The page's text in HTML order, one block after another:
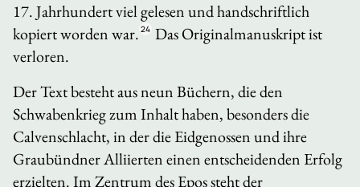
17. Jahrhundert viel gelesen und handschriftlich
kopiert worden war. 24 Das Originalmanuskript ist
verloren.
Der Text besteht aus neun Büchern, die den
Schwabenkrieg zum Inhalt haben, besonders die
Calvenschlacht, in der die Eidgenossen und ihre
Graubündner Alliierten einen entscheidenden Erfolg
erzielten. Im Zentrum des Epos steht der